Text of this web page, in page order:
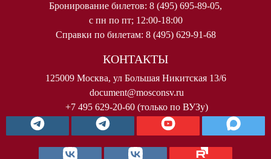
Бронирование билетов: 8 (495) 695-89-05,
с пн по пт; 12:00-18:00
Справки по билетам: 8 (495) 629-91-68
КОНТАКТЫ
125009 Москва, ул Большая Никитская 13/6
document@mosconsv.ru
+7 495 629-20-60 (только по ВУЗу)